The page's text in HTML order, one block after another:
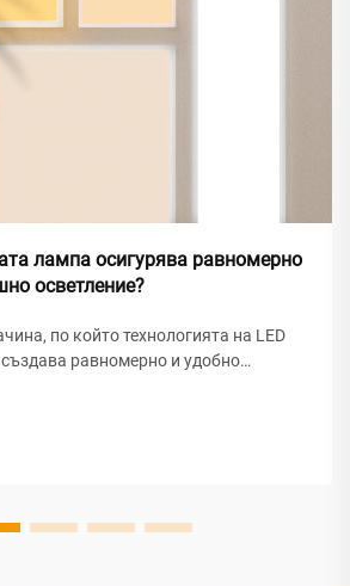
лампа осигурява равномерно
осветление?
по който технологията на LED
равномерно и удобно